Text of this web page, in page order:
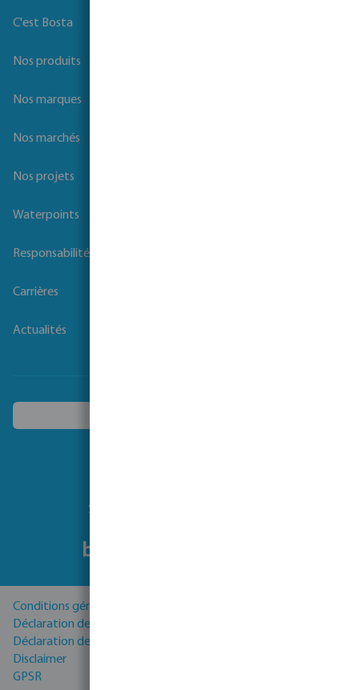
C'est Bosta
Nos produits
Nos marques
Nos marchés
Nos projets
Waterpoints
Responsabilité sociale des entreprises
Carrières
Actualités
Suivez-nous
Conditions générales
Déclaration de Confidentialité
Déclaration de cookies
Disclaimer
GPSR